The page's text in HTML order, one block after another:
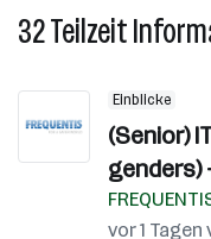
32Teilzeit
Einblicke
(Senior)
genders)
vor 1